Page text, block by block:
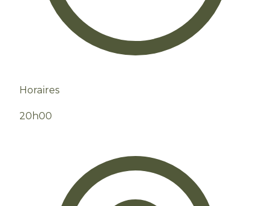
Horaires
20h00